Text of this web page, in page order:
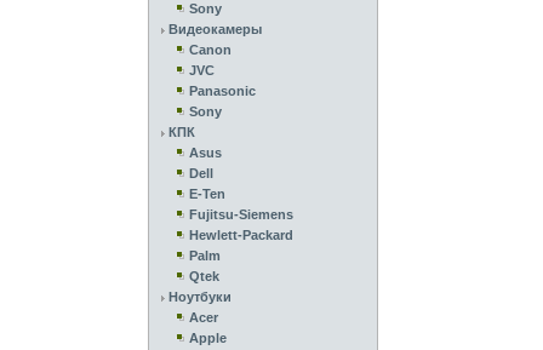
Sony
Видеокамеры
Canon
JVC
Panasonic
Sony
КПК
Asus
Dell
E-Ten
Fujitsu-Siemens
Hewlett-Packard
Palm
Qtek
Ноутбуки
Acer
Apple